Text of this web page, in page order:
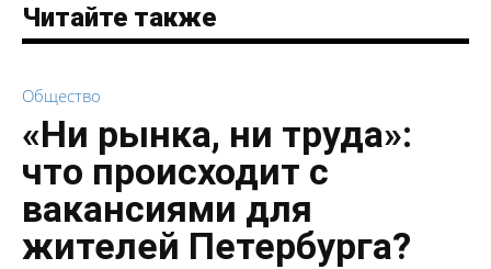
Читайте также
Общество
«Ни рынка, ни труда»:
что происходит с
вакансиями для
жителей Петербурга?